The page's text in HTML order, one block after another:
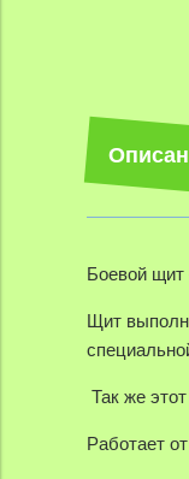
Боевой щит
Щит
Так же
Работает